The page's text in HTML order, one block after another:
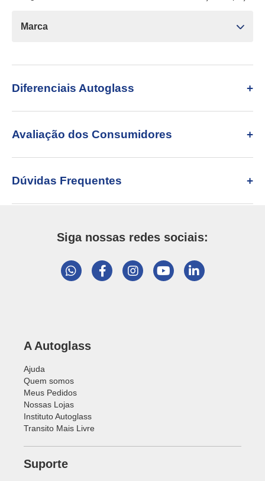
Marca
Diferenciais Autoglass
Avaliação dos Consumidores
Dúvidas Frequentes
Siga nossas redes sociais:
A Autoglass
Ajuda
Quem somos
Meus Pedidos
Nossas Lojas
Instituto Autoglass
Transito Mais Livre
Suporte